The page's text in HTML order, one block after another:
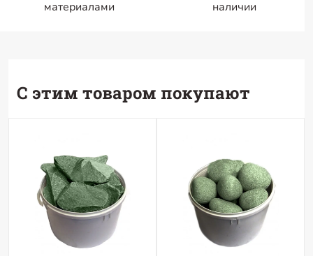
материалами наличии
С этим товаром покупают